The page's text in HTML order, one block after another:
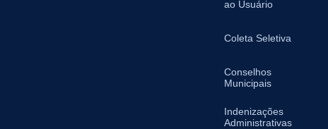
ao Usuário
Coleta Seletiva
Conselhos
Municipais
Indenizações
Administrativas